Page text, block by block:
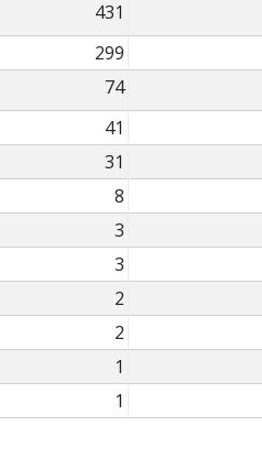
431
299
74
41
31
8
3
3
2
2
1
1